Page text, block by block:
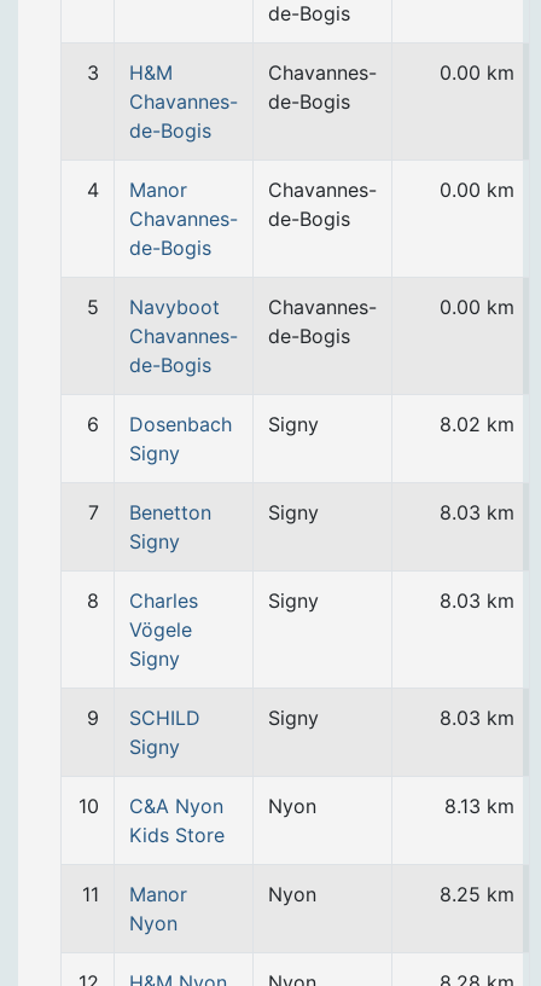
de-Bogis
3
H&M
Chavannes-
de-Bogis
Chavannes-
de-Bogis
0.00 km
4
Manor
Chavannes-
de-Bogis
Chavannes-
de-Bogis
0.00 km
5
Navyboot
Chavannes-
de-Bogis
Chavannes-
de-Bogis
0.00 km
6
Dosenbach
Signy
Signy 8.02 km
7
Benetton
Signy
Signy 8.03 km
8
Charles
Vögele
Signy
Signy 8.03 km
9
SCHILD
Signy
Signy 8.03 km
10
C&A Nyon
Kids Store
Nyon 8.13 km
11
Manor
Nyon
Nyon 8.25 km